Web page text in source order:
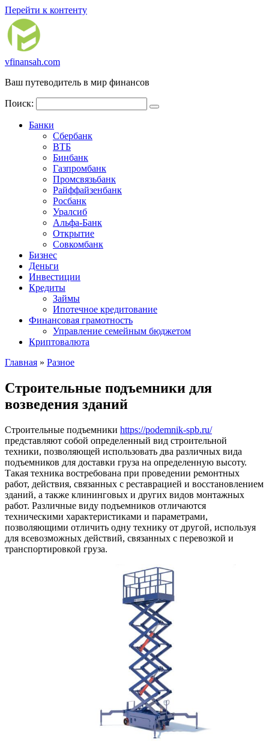
Перейти к контенту
vfinansah.com
Ваш путеводитель в мир финансов
Поиск:
Банки
Сбербанк
ВТБ
Бинбанк
Газпромбанк
Промсвязьбанк
Райффайзенбанк
Росбанк
Уралсиб
Альфа-Банк
Открытие
Совкомбанк
Бизнес
Деньги
Инвестиции
Кредиты
Займы
Ипотечное кредитование
Финансовая грамотность
Управление семейным бюджетом
Криптовалюта
Главная » Разное
Строительные подъемники для
возведения зданий
Строительные подъемники https://podemnik-spb.ru/
представляют собой определенный вид строительной
техники, позволяющей использовать два различных вида
подъемников для доставки груза на определенную высоту.
Такая техника востребована при проведении ремонтных
работ, действия, связанных с реставрацией и восстановлением
зданий, а также клининговых и других видов монтажных
работ. Различные виду подъемников отличаются
техническими характеристиками и параметрами,
позволяющими отличить одну технику от другой, используя
для всевозможных действий, связанных с перевозкой и
транспортировкой груза.